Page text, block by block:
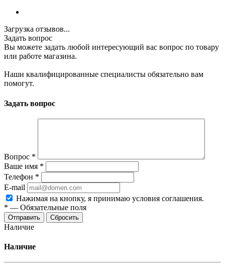
Загрузка отзывов...
Задать вопрос
Вы можете задать любой интересующий вас вопрос по товару
или работе магазина.
Наши квалифицированные специалисты обязательно вам
помогут.
Задать вопрос
Вопрос *
Ваше имя *
Телефон *
E-mail
Нажимая на кнопку, я принимаю условия соглашения.
* — Обязательные поля
Отправить Сбросить
Наличие
Наличие